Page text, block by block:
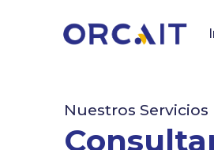
Nuestros Servicios